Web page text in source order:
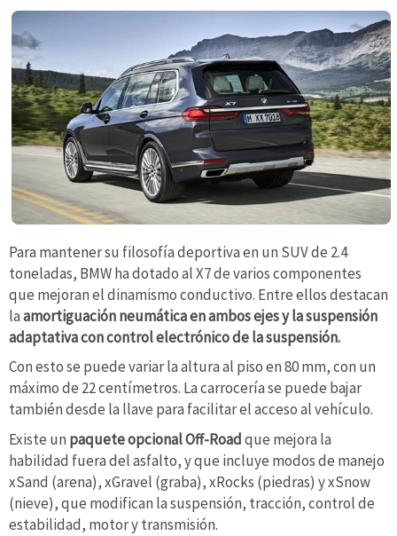
Para mantener su filosofía deportiva en un SUV de 2.4
toneladas, BMW ha dotado al X7 de varios componentes
que mejoran el dinamismo conductivo. Entre ellos destacan
laamortiguación neumática en ambos ejes y la suspensión
adaptativa con control electrónico de la suspensión.
Con esto se puede variar la altura al piso en 80 mm, con un
máximo de 22 centímetros. La carrocería se puede bajar
también desde la llave para facilitar el acceso al vehículo.
Existe un paquete opcional Off-Roadque mejora la
habilidad fuera del asfalto, y que incluye modos de manejo
xSand (arena), xGravel (graba), xRocks (piedras) y xSnow
(nieve), que modifican la suspensión, tracción, control de
estabilidad, motor y transmisión.